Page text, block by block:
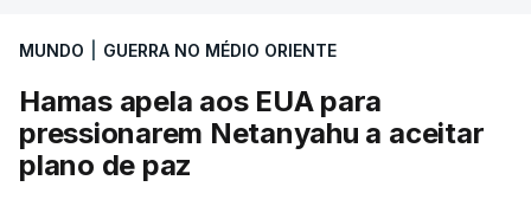
aplicação do plano de desarmamento do Hamas.
Além disso, o correspondente do canal de
televisão israelita i24News, que também teve
acesso às deliberações do Gabinete, recordou na
MUNDO GUERRA NO MÉDIO ORIENTE
Hamas apela aos EUA para
pressionarem Netanyahu a aceitar
plano de paz